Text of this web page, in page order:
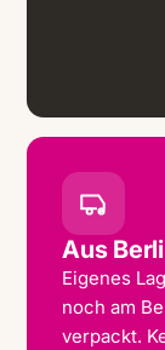
Aus
Eigenes
noch am
verpackt.